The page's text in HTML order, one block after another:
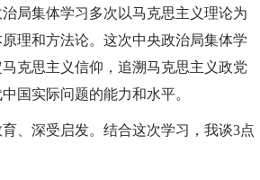
局集体学习多次以马克思主义理论为
理和方法论。这次中央政治局集体学
克思主义信仰，追溯马克思主义政党
国实际问题的能力和水平。
、深受启发。结合这次学习，我谈3点